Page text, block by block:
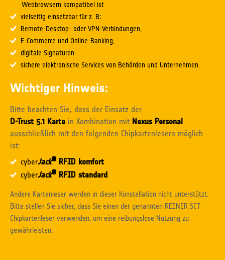
Webbrowsern kompatibel ist
vielseitig einsetzbar für z. B:
Remote-Desktop- oder VPN-Verbindungen,
E-Commerce und Online-Banking,
digitale Signaturen
sichere elektronische Services von Behörden und Unternehmen.
Wichtiger Hinweis:
Bitte beachten Sie, dass der Einsatz der
D-Trust 5.1 Karte in Kombination mit Nexus Personal
ausschließlich mit den folgenden Chipkartenlesern möglich
ist:
cyberJack®RFID komfort
cyberJack®RFID standard
Andere Kartenleser werden in dieser Konstellation nicht unterstützt.
Bitte stellen Sie sicher, dass Sie einen der genannten REINER SCT
Chipkartenleser verwenden, um eine reibungslose Nutzung zu
gewährleisten.